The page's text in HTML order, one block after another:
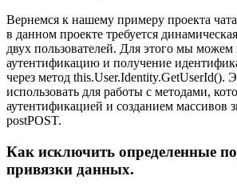
Вернемся к нашему примеру проекта
в данном проекте требуется
двух пользователей. Для этого мы можем
аутентификацию и получение
через метод this.User.Identity.GetUserId().
использовать для работы с методами,
аутентификацией и созданием массивов
postPOST.
Как исключить определенные
привязки данных.